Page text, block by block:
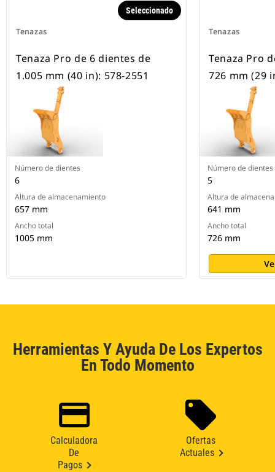
Tenazas
Seleccionado
Tenaza Pro de 6 dientes de
1.005 mm (40 in): 578-2551
Número de dientes
6
Altura de almacenamiento
657 mm
Ancho total
1005 mm
Tenazas
Tenaza Pro
726 mm (29
Número de dientes
5
Altura de
641 mm
Ancho total
726 mm
Herramientas Y Ayuda De Los Expertos
En Todo Momento
Calculadora
De
Pagos
Ofertas
Actuales